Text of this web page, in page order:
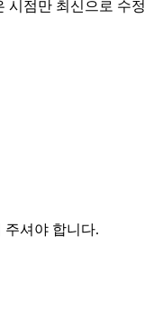
시점만 최신으로 수정
주셔야 합니다.